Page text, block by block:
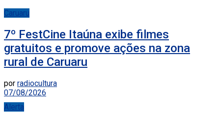
Caruaru
7º FestCine Itaúna exibe filmes
gratuitos e promove ações na zona
rural de Caruaru
por radiocultura
07/08/2026
Alerta